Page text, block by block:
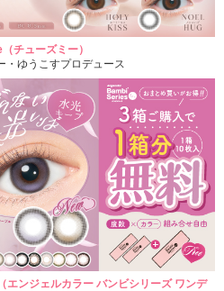
チューズミー）
・ゆうこすプロデュース
ンジェルカラー バンビシリーズ ワンデ